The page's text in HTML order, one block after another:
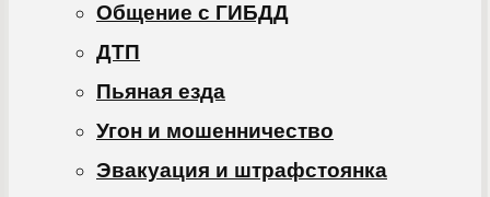
Общение с ГИБДД
ДТП
Пьяная езда
Угон и мошенничество
Эвакуация и штрафстоянка